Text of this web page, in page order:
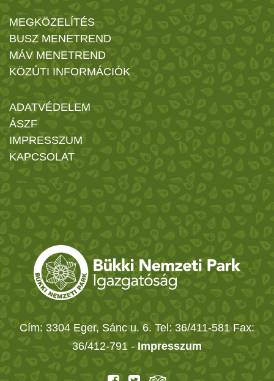
MEGKÖZELÍTÉS
BUSZ MENETREND
MÁV MENETREND
KÖZÚTI INFORMÁCIÓK
ADATVÉDELEM
ÁSZF
IMPRESSZUM
KAPCSOLAT
Cím: 3304 Eger, Sánc u. 6. Tel: 36/411-581 Fax:
36/412-791 - Impresszum